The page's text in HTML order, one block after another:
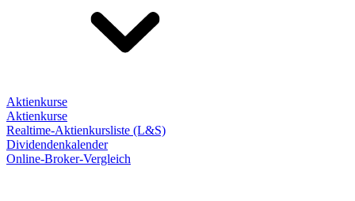
Aktienkurse
Aktienkurse
Realtime-Aktienkursliste (L&S)
Dividendenkalender
Online-Broker-Vergleich